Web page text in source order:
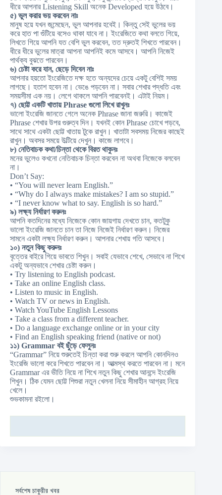
ধীরে আপনার Listening Skill অনেক Developed হয়ে উঠবে।
৫) ভুল করার ভয় করবেন নাঃ
মানুষ হয়ে যখন জন্মেছেন, ভুল আপনার হবেই। কিন্তু সেই ভুলের ভয়
করে হাত পা গুঁটিয়ে বসেও থাকা যাবে না। ইংরেজিতে কথা বলতে গিয়ে,
লিখতে গিয়ে আপনি যত বেশি ভুল করবেন, তত দ্রুতই শিখতে পারবেন।
ধীরে ধীরে ভুলের মাত্রা আপনা আপনিই কমে আসবে। আপনি নিজেই
পার্থক্য বুঝতে পারবেন।
৬) চেষ্টা করে যান, ছেড়ে দিবেন নাঃ
আপনার হয়তো ইংরেজিতে দক্ষ হতে অন্যদের চেয়ে একটু বেশিই সময়
লাগছে। হতাশ হবেন না। ভেঙে পড়বেন না। সবার শেখার পদ্ধতি এবং
সময়সীমা এক নয়। লেগে থাকলে আপনি পারবেনই। এটাই নিয়ম।
৭) ছোট্ট একটি খাতায় Phrase গুলো লিখে রাখুনঃ
ভালো ইংরেজি জানতে গেলে অনেক Phrase জানা জরুরি। কাজেই
Phrase শেখার উপর গুরুত্ব দিন। যখনই কোন Phrase চোখে পড়বে,
সাথে সাথে একটা ছোট্ট খাতায় টুকে রাখুন। খাতাটা সবসময় নিজের কাছেই
রাখুন। অবসর সময়ে উল্টিয়ে দেখুন। কাজে লাগবে।
৮) নেতিবাচক কথা/চিন্তা থেকে বিরত থাকুনঃ
মনের ভুলেও কখনো নেতিবাচক চিন্তা করবেন না অথবা নিজেকে বলবেন
না।
Don’t Say:
• “You will never learn English.”
• “Why do I always make mistakes? I am so stupid.”
• “I never know what to say. English is so hard.”
৯) লক্ষ্য নির্ধারণ করুনঃ
আপনি কতদিনের মধ্যে নিজেকে কোন জায়গায় দেখতে চান, কতটুকু
ভালো ইংরেজি জানতে চান তা নিজে নিজেই নির্ধারণ করুন। নিজের
সামনে একটা লক্ষ্য নির্ধারণ করুন। আপনার শেখায় গতি আসবে।
১০) নতুন কিছু করুনঃ
বৃত্তের বাইরে গিয়ে ভাবতে শিখুন। সবাই যেভাবে শেখে, সেভাবে না শিখে
একটু অন্যভাবে শেখার চেষ্টা করুন।
• Try listening to English podcast.
• Take an online English class.
• Listen to music in English.
• Watch TV or news in English.
• Watch YouTube English Lessons
• Take a class from a different teacher.
• Do a language exchange online or in your city
• Find an English speaking friend (native or not)
১১) Grammar বই ছুঁড়ে ফেলুনঃ
“Grammar” নিয়ে শুরুতেই চিন্তা করা শুরু করলে আপনি কোনদিনও
ইংরেজি ভালো করে শিখতে পারবেন না। আত্মস্থ করতে পারবেন না। মনে
Grammar এর ভীতি নিয়ে না শিখে নতুন কিছু শেখার আনন্দে ইংরেজি
শিখুন। ঠিক যেমন ছোট্ট শিশুরা নতুন খেলনা নিয়ে সীমাহীন আগ্রহ নিয়ে
খেলে।
শুভকামনা রইলো।
সর্বশেষ চাকুরীর খবর